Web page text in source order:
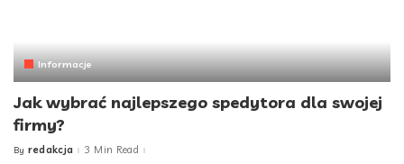
Informacje
Jak wybrać najlepszego spedytora dla swojej
firmy?
Posted
By redakcja 3 Min Read